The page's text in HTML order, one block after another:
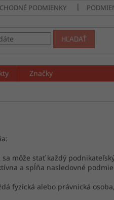
PODMIENKY
HĽADAŤ
Značky
môže stať každý
a spĺňa nasledovné
fyzická alebo právnická